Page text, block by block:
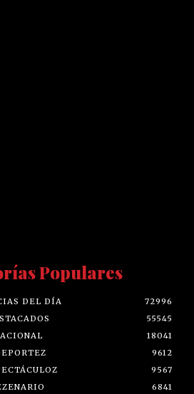
Populares
DEL DÍA
72996
55545
18041
9612
9567
6841